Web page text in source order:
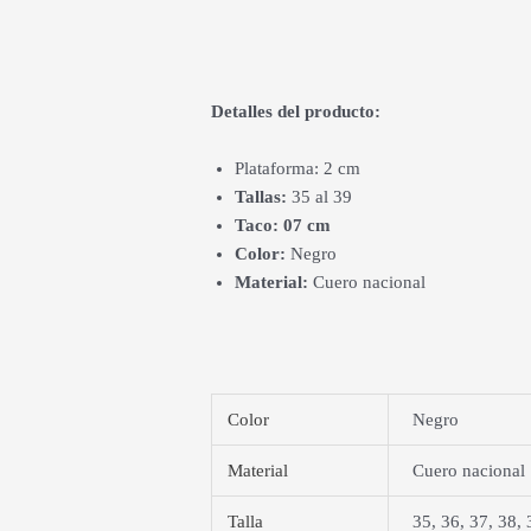
Detalles del producto:
Plataforma: 2 cm
Tallas: 35 al 39
Taco: 07 cm
Color: Negro
Material: Cuero nacional
Color Negro
Material Cuero nacional
Talla 35, 36, 37, 38,